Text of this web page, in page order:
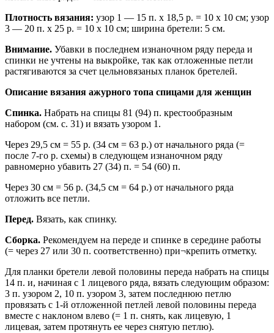
Плотность вязания: узор 1 — 15 п. х 18,5 р. = 10 х 10 см; узор
3 — 20 п. х 25 р. = 10 х 10 см; ширина бретели: 5 см.
Внимание. Убавки в последнем изнаночном ряду переда и
спинки не учтены на выкройке, так как отложенные петли
растягиваются за счет цельновязаных планок бретелей.
Описание вязания ажурного топа спицами для женщин
Спинка. Набрать на спицы 81 (94) п. крестообразным
набором (см. с. 31) и вязать узором 1.
Через 29,5 см = 55 р. (34 см = 63 р.) от начального ряда (=
после 7-го р. схемы) в следующем изнаночном ряду
равномерно убавить 27 (34) п. = 54 (60) п.
Через 30 см = 56 р. (34,5 см = 64 р.) от начального ряда
отложить все петли.
Перед. Вязать, как спинку.
Сборка. Рекомендуем на переде и спинке в середине работы
(= через 27 или 30 п. соответственно) при¬крепить отметку.
Для планки бретели левой половины переда набрать на спицы
14 п. и, начиная с 1 лицевого ряда, вязать следующим образом:
3 п. узором 2, 10 п. узором 3, затем последнюю петлю
провязать с 1-й отложенной петлей левой половины переда
вместе с наклоном влево (= 1 п. снять, как лицевую, 1
лицевая, затем протянуть ее через снятую петлю).